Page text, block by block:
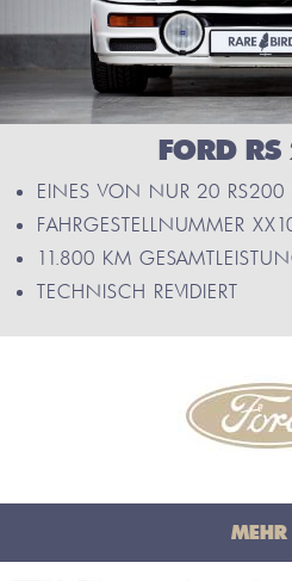
FORD
EINES VON NUR 20 RS200
FAHRGESTELLNUMMER
11.800 KM
TECHNISCH REVIDIERT
MEHR